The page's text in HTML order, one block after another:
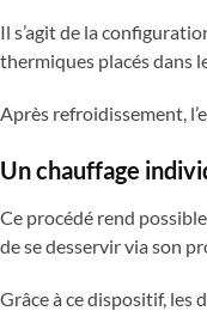
Il s’agit de la
thermiques placés dans
Après refroidissement,
Un chauffage
Ce procédé rend
de se desservir via son
Grâce à ce dispositif,